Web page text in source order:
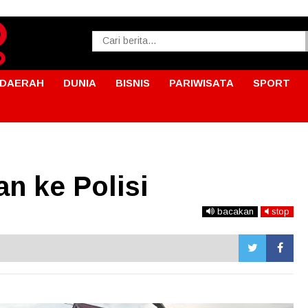
DAERAH DUNIA BISNIS PARIWISATA SPORT
ke Polisi
bacakan stop